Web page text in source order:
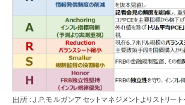
出所：J.P.モルガンアセットマネジメントよりストリー